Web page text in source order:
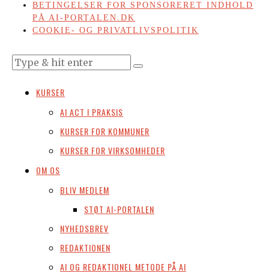
BETINGELSER FOR SPONSORERET INDHOLD
PÅ AI-PORTALEN.DK
COOKIE- OG PRIVATLIVSPOLITIK
KURSER
AI ACT I PRAKSIS
KURSER FOR KOMMUNER
KURSER FOR VIRKSOMHEDER
OM OS
BLIV MEDLEM
STØT AI-PORTALEN
NYHEDSBREV
REDAKTIONEN
AI OG REDAKTIONEL METODE PÅ AI